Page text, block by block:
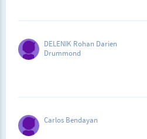
DELENIK Rohan Darien
Drummond
Carlos Bendayan